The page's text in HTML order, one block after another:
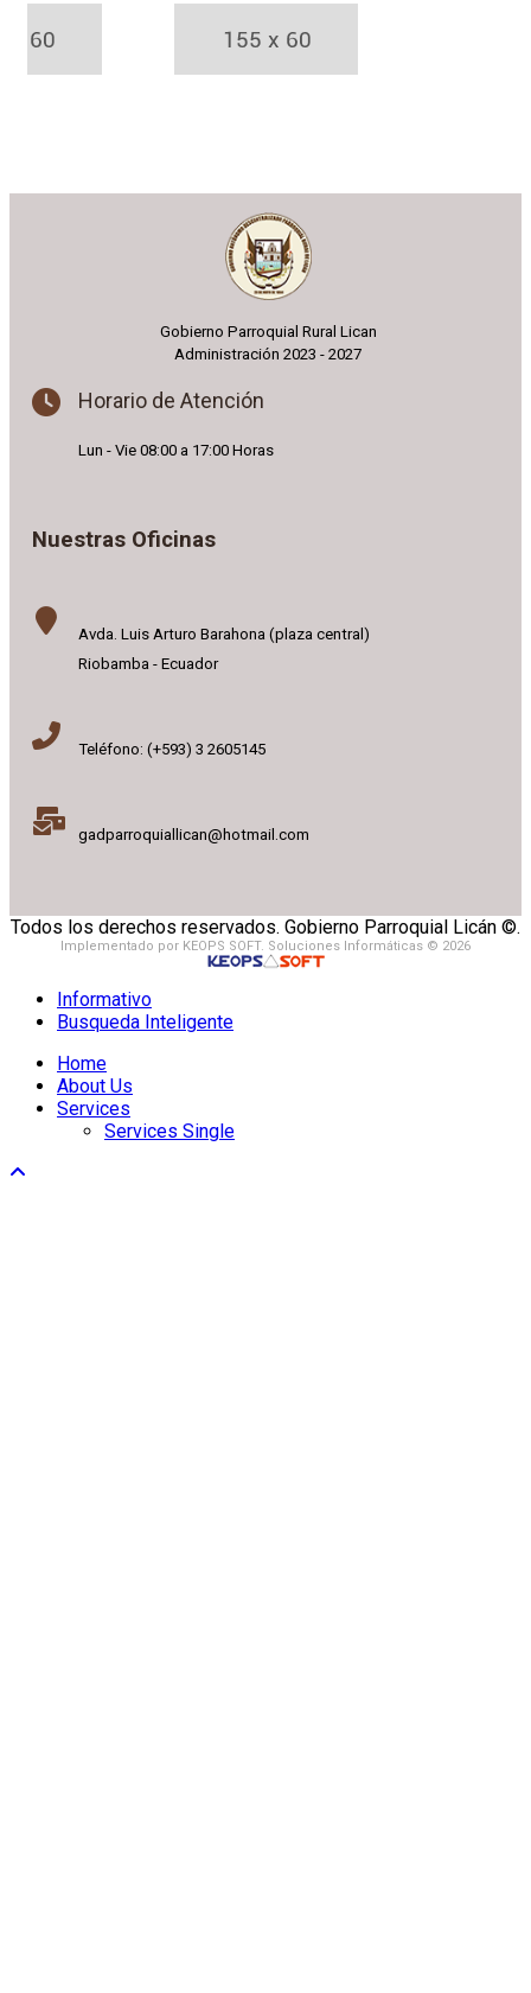
Gobierno Parroquial Rural Lican
Administración 2023 - 2027
Horario de Atención
Lun - Vie 08:00 a 17:00 Horas
Nuestras Oficinas
Avda. Luis Arturo Barahona (plaza central)
Riobamba - Ecuador
Teléfono: (+593) 3 2605145
gadparroquiallican@hotmail.com
Todos los derechos reservados. Gobierno Parroquial Licán ©.
Implementado por KEOPS SOFT. Soluciones Informáticas © 2026
Informativo
Busqueda Inteligente
Home
About Us
Services
Services Single